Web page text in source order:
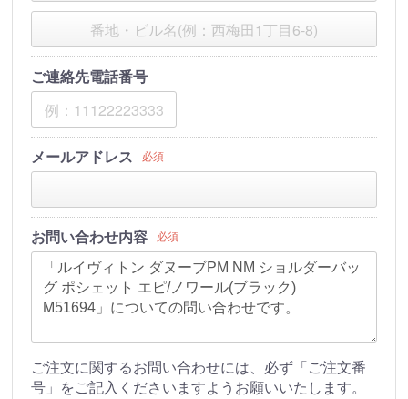
ご連絡先電話番号
メールアドレス 必須
お問い合わせ内容 必須
ご注文に関するお問い合わせには、必ず「ご注文番
号」をご記入くださいますようお願いいたします。